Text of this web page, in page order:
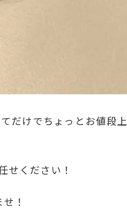
だけでちょっとお値段上
せください！
！